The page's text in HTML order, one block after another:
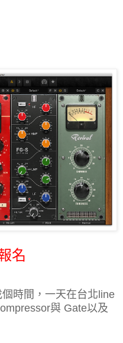
名
時間，一天在台北line
與 Gate以及